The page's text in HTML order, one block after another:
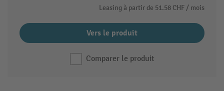
Leasing à partir de 51.58 CHF / mois
Vers le produit
Comparer le produit